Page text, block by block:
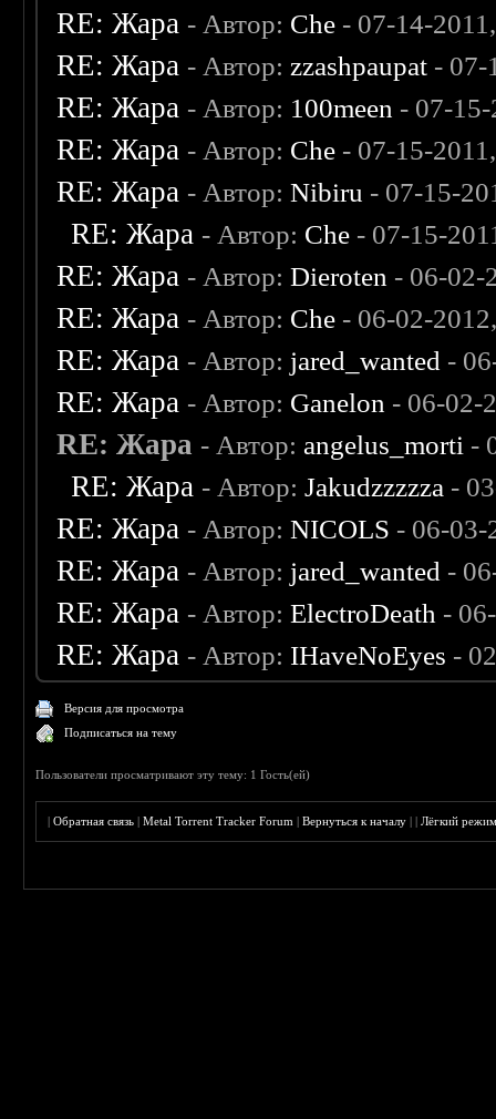
RE: Жара - Автор: Che - 07-14-
RE: Жара - Автор: zzashpaupat - 07-
RE: Жара - Автор: 100meen - 07-
RE: Жара - Автор: Che - 07-15-
RE: Жара - Автор:Nibiru - 07-15-
RE: Жара - Автор: Che - 07-15-
RE: Жара - Автор:Dieroten - 06-02-
RE: Жара - Автор: Che - 06-02-
RE: Жара - Автор: jared_wanted -
RE: Жара - Автор: Ganelon - 06-02-
RE: Жара - Автор: angelus_morti -
RE: Жара - Автор:Jakudzzzzza -
RE: Жара - Автор:NICOLS - 06-
RE: Жара - Автор: jared_wanted -
RE: Жара - Автор:ElectroDeath -
RE: Жара - Автор: IHaveNoEyes -
Версия для просмотра
Подписаться на тему
Пользователи просматривают эту тему: 1 Гость(ей)
|Обратная связь |Metal Torrent Tracker Forum |Вернуться к началу ||Лёгкий